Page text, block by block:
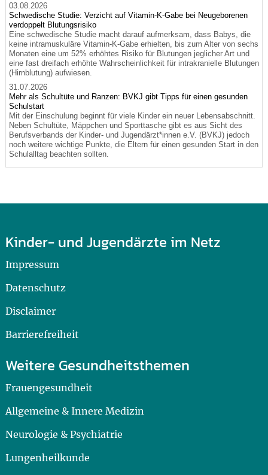
03.08.2026
Schwedische Studie: Verzicht auf Vitamin-K-Gabe bei Neugeborenen
verdoppelt Blutungsrisiko
Eine schwedische Studie macht darauf aufmerksam, dass Babys, die
keine intramuskuläre Vitamin-K-Gabe erhielten, bis zum Alter von sechs
Monaten eine um 52% erhöhtes Risiko für Blutungen jeglicher Art und
eine fast dreifach erhöhte Wahrscheinlichkeit für intrakranielle Blutungen
(Hirnblutung) aufwiesen.
31.07.2026
Mehr als Schultüte und Ranzen: BVKJ gibt Tipps für einen gesunden
Schulstart
Mit der Einschulung beginnt für viele Kinder ein neuer Lebensabschnitt.
Neben Schultüte, Mäppchen und Sporttasche gibt es aus Sicht des
Berufsverbands der Kinder- und Jugendärzt*innen e.V. (BVKJ) jedoch
noch weitere wichtige Punkte, die Eltern für einen gesunden Start in den
Schulalltag beachten sollten.
Kinder- und Jugendärzte im Netz
Impressum
Datenschutz
Disclaimer
Barrierefreiheit
Weitere Gesundheitsthemen
Frauengesundheit
Allgemeine & Innere Medizin
Neurologie & Psychiatrie
Lungenheilkunde